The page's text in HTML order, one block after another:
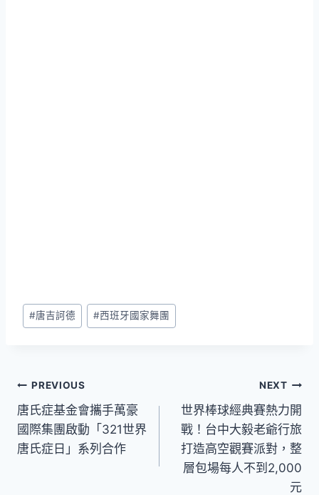
Post
Tags:
#唐吉訶德 #西班牙國家舞團
文
章
導
PREVIOUS
唐氏症基金會攜手萬豪
國際集團啟動「321世界
唐氏症日」系列合作
NEXT
世界棒球經典賽熱力開
戰！台中大毅老爺行旅
打造高空觀賽派對，整
層包場每人不到2,000
元